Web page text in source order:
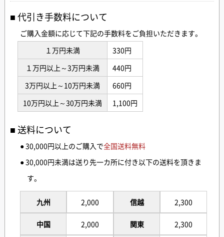
代引き手数料について
ご購入金額に応じて下記の手数料をご負担いただきます。
１万円未満
330円
１万円以上～3万円未満
440円
3万円以上～10万円未満
660円
10万円以上～30万円未満
1,100円
送料について
● 30,000円以上のご購入で全国送料無料
● 30,000円未満は送り先一カ所に付き以下の送料を頂きま
す。
九州
中国
2,000
2,000
信越
関東
2,300
2,300